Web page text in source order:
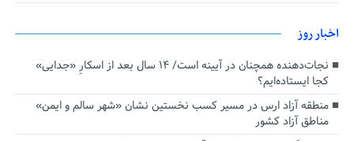
اخبار روز
نجات‌دهنده‌ همچنان در آیینه است/ ۱۴ سال بعد از اسکارِ «جدایی»
کجا ایستاده‌ایم؟
منطقه آزاد ارس در مسیر کسب نخستین نشان «شهر سالم و ایمن»
مناطق آزاد کشور